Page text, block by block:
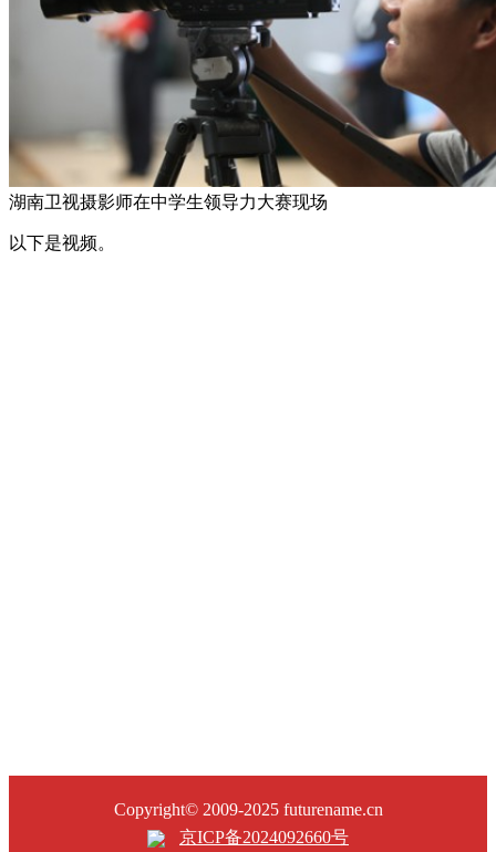
湖南卫视摄影师在中学生领导力大赛现场
以下是视频。
Copyright© 2009-2025 futurename.cn
京ICP备2024092660号